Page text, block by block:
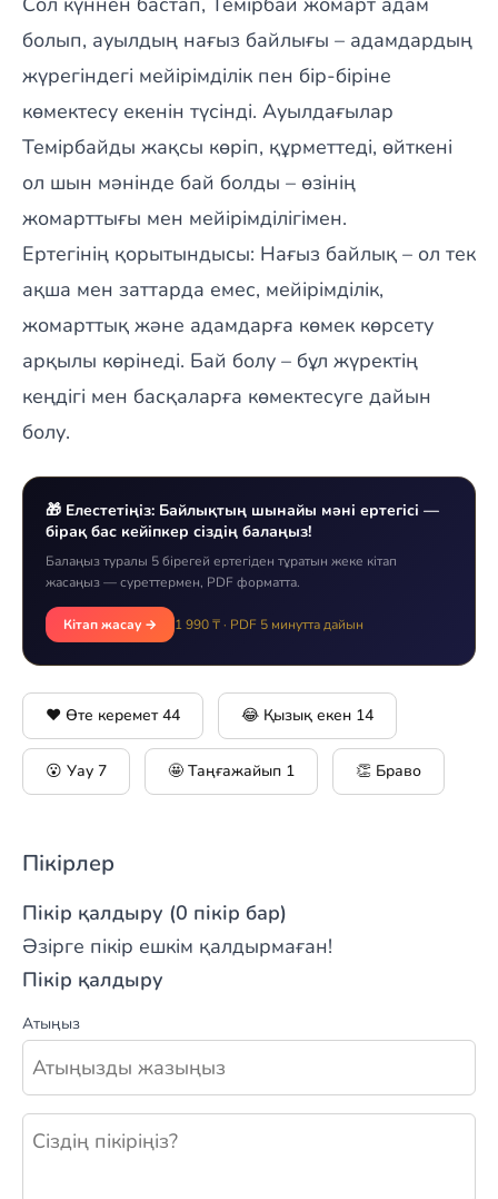
болып, ауылдың нағыз байлығы – адамдардың
жүрегіндегі мейірімділік пен бір-біріне
көмектесу екенін түсінді. Ауылдағылар
Темірбайды жақсы көріп, құрметтеді, өйткені
ол шын мәнінде бай болды – өзінің
жомарттығы мен мейірімділігімен.
Ертегінің қорытындысы: Нағыз байлық – ол тек
ақша мен заттарда емес, мейірімділік,
жомарттық және адамдарға көмек көрсету
арқылы көрінеді. Бай болу – бұл жүректің
кеңдігі мен басқаларға көмектесуге дайын
болу.
🎁 Елестетіңіз: Байлықтың шынайы мәні ертегісі —
бірақ бас кейіпкер сіздің балаңыз!
Балаңыз туралы 5 бірегей ертегіден тұратын жеке кітап
жасаңыз — суреттермен, PDF форматта.
Кітап жасау → 1 990 ₸ · PDF 5 минутта дайын
❤️ Өте керемет44 😂 Қызық екен 14
😮 Уау 7 🤩 Таңғажайып 1 👏 Браво
Пікірлер
Пікір қалдыру (0 пікір бар)
Әзірге пікір ешкім қалдырмаған!
Пікір қалдыру
Атыңыз
Жаңа пікір қалдыру